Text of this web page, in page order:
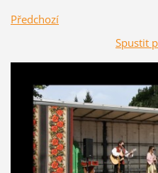
Předchozí
Spustit